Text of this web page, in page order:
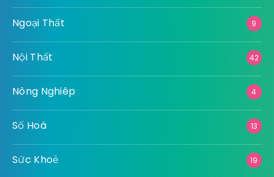
Ngoại Thất 9
Nội Thất 42
Nông Nghiêp 4
Số Hoá 13
Sức Khoẻ 19